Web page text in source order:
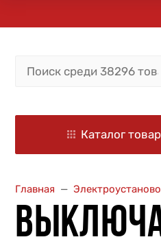
Каталог
Главная